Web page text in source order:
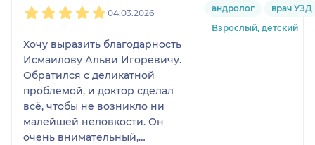
04.03.2026
Хочу выразить благодарность
Исмаилову Альви Игоревичу.
Обратился с деликатной
проблемой, и доктор сделал
всё, чтобы не возникло ни
малейшей неловкости. Он
очень внимательный,
андролог
врач УЗД
Взрослый, детский